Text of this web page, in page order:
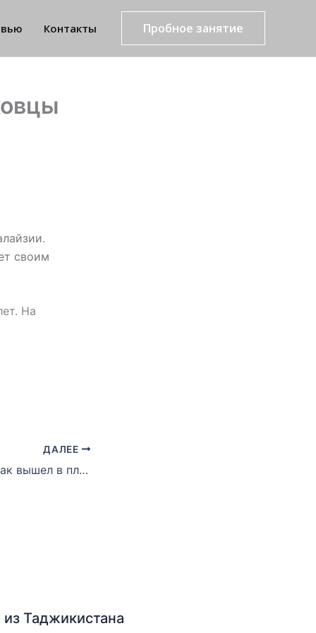
Контакты Пробное занятие
.
своим
На
ДАЛЕЕ
Малайзия: Спартак вышел в плей-офф Б
Таджикистана